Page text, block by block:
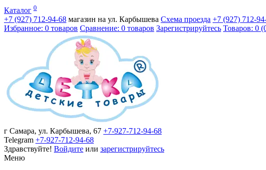
Каталог 0
+7 (927) 712-94-68 магазин на ул. Карбышева Схема проезда +7 (927) 712-
Избранное: 0 товаров Сравнение: 0 товаров Зарегистрируйтесь Товаров: 0
г Самара, ул. Карбышева, 67 +7-927-712-94-68
Telegram +7-927-712-94-68
Здравствуйте! Войдите или зарегистрируйтесь
Меню